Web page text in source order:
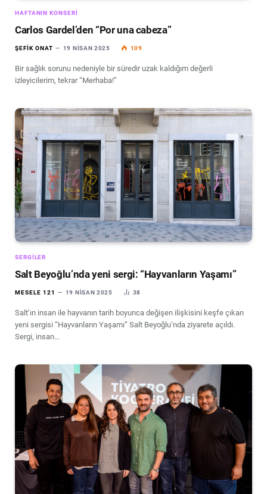
HAFTANIN KONSERI
Carlos Gardel’den “Por una cabeza”
ŞEFIK ONAT 19 NISAN 2025 109
Bir sağlık sorunu nedeniyle bir süredir uzak kaldığım değerli
izleyicilerim, tekrar “Merhaba!”
SERGILER
Salt Beyoğlu’nda yeni sergi: “Hayvanların Yaşamı”
MESELE 121 19 NISAN 2025 38
Salt’ın insan ile hayvanın tarih boyunca değişen ilişkisini keşfe çıkan
yeni sergisi “Hayvanların Yaşamı” Salt Beyoğlu’nda ziyarete açıldı.
Sergi, insan…